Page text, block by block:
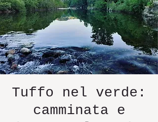
Tuffo nel verde:
camminata e